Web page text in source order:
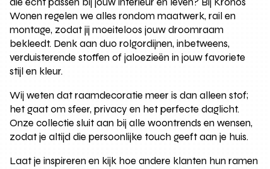
Wonen regelen we alles rondom maatwerk, rail en
montage, zodat jij moeiteloos jouw droomraam
bekleedt. Denk aan duo rolgordijnen, inbetweens,
verduisterende stoffen of jaloezieën in jouw favoriete
stijl en kleur.
Wij weten dat raamdecoratie meer is dan alleen stof;
het gaat om sfeer, privacy en het perfecte daglicht.
Onze collectie sluit aan bij alle woontrends en wensen,
zodat je altijd die persoonlijke touch geeft aan je huis.
Laat je inspireren en kijk hoe andere klanten hun ramen